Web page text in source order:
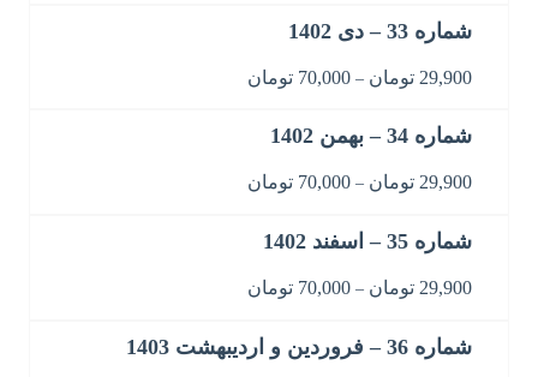
شماره 33 – دی 1402
29,900 تومان –
70,000 تومان
شماره 34 – بهمن 1402
29,900 تومان –
70,000 تومان
شماره 35 – اسفند 1402
29,900 تومان –
70,000 تومان
شماره 36 – فروردین و اردیبهشت 1403